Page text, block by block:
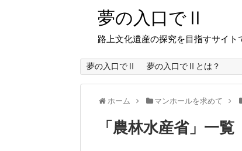
夢の入口でⅡ
路上文化遺産の探究を目指すサイト
夢の入口でⅡ 夢の入口でⅡとは？
ホーム マンホールを求めて
「 農林水産省」 一覧